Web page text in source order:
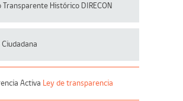
Transparente Histórico DIRECON
Activa Ley de transparencia